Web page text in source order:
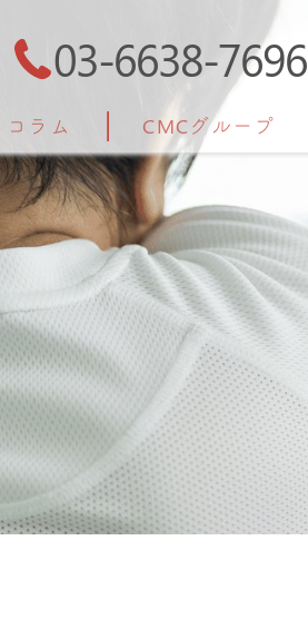
03-6638-7696
コラム CMCグループ